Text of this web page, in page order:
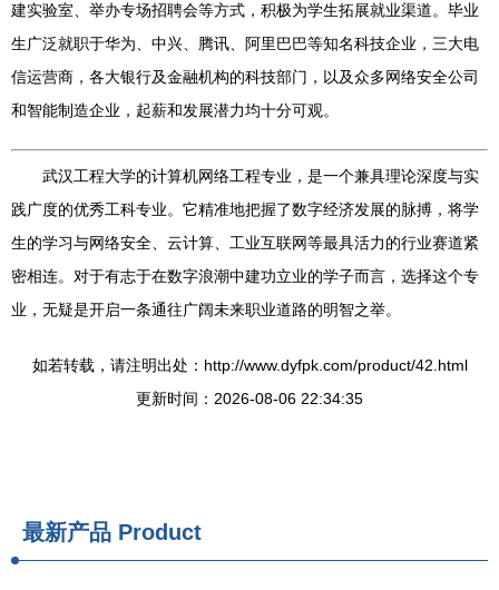
建实验室、举办专场招聘会等方式，积极为学生拓展就业渠道。毕业
生广泛就职于华为、中兴、腾讯、阿里巴巴等知名科技企业，三大电
信运营商，各大银行及金融机构的科技部门，以及众多网络安全公司
和智能制造企业，起薪和发展潜力均十分可观。
武汉工程大学的计算机网络工程专业，是一个兼具理论深度与实
践广度的优秀工科专业。它精准地把握了数字经济发展的脉搏，将学
生的学习与网络安全、云计算、工业互联网等最具活力的行业赛道紧
密相连。对于有志于在数字浪潮中建功立业的学子而言，选择这个专
业，无疑是开启一条通往广阔未来职业道路的明智之举。
如若转载，请注明出处：http://www.dyfpk.com/product/42.html
更新时间：2026-08-06 22:34:35
最新产品 Product